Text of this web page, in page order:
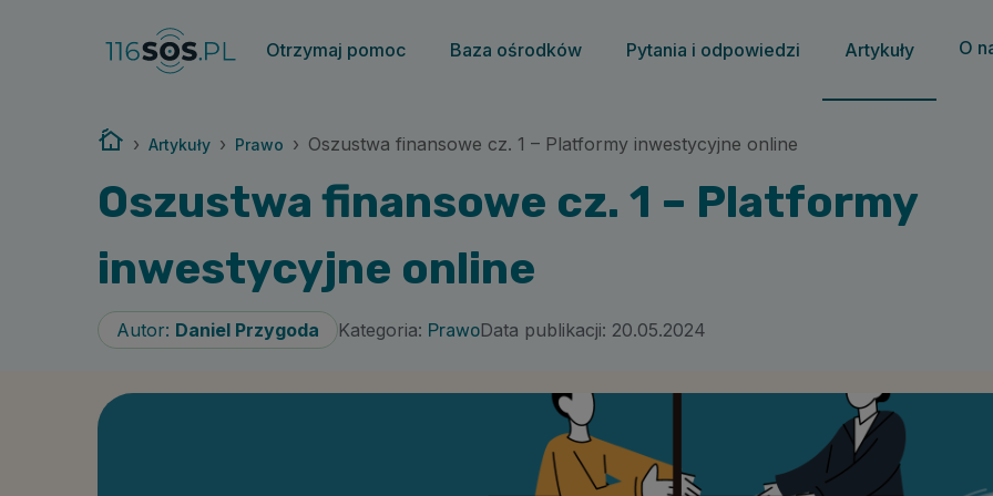
Otrzymaj pomoc Baza ośrodków Pytania i odpowiedzi Artykuły O
Strona główna
› Artykuły › Prawo › Oszustwa finansowe cz. 1 – Platformy inwestycyjne online
Oszustwa finansowe cz. 1 – Platformy
inwestycyjne online
Autor: Daniel Przygoda Kategoria: PrawoData publikacji: 20.05.2024